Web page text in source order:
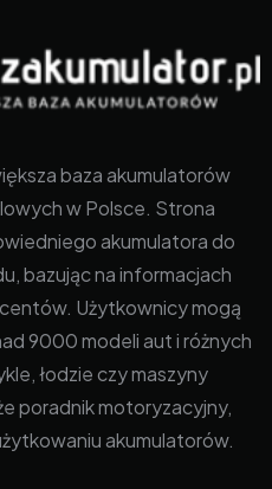
baza akumulatorów
w Polsce. Strona
akumulatora do
bazując na informacjach
Użytkownicy mogą
9000 modeli aut i różnych
łodzie czy maszyny
poradnik motoryzacyjny,
akumulatorów.